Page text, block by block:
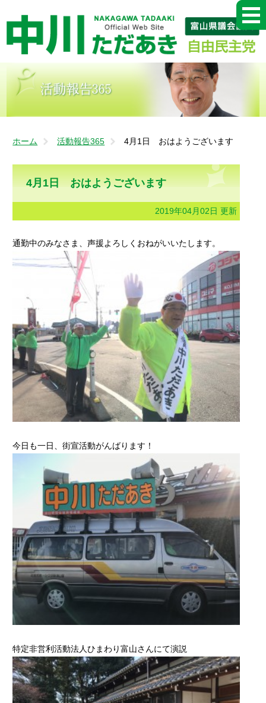
ホーム 活動報告365 4月1日 おはようございます
4月1日 おはようございます
2019年04月02日 更新
通勤中のみなさま、声援よろしくおねがいいたします。
今日も一日、街宣活動がんばります！
特定非営利活動法人ひまわり富山さんにて演説